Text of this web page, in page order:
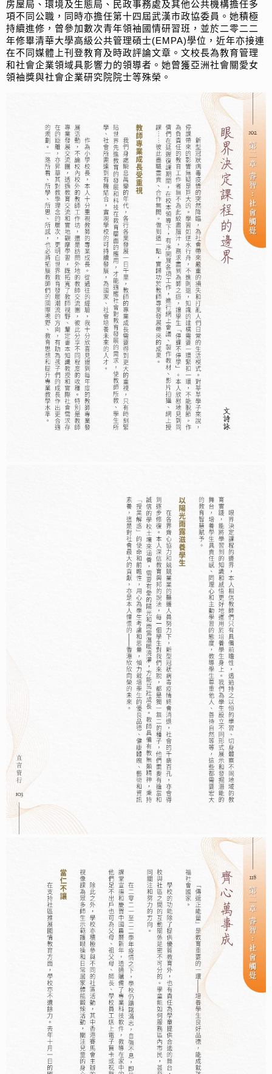
房屋局、環境及生態局、民政事務處及其他公共機構擔任多
項不同公職，同時亦擔任第十四屆武漢市政協委員。她積極
持續進修，曾參加數次青年領袖國情研習班，並於二零二二
年修畢清華大學高級公共管理碩士(EMPA)學位，近年亦接連
在不同媒體上刊登教育及時政評論文章。文校長為教育管理
和社會企業領域具影響力的領導者。她曾獲亞洲社會關愛女
領袖獎與社會企業研究院院士等殊榮。